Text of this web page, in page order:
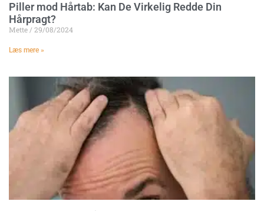
Piller mod Hårtab: Kan De Virkelig Redde Din
Hårpragt?
Mette 29/08/2024
Læs mere »